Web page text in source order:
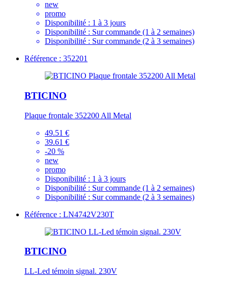
new
promo
Disponibilité : 1 à 3 jours
Disponibilité : Sur commande (1 à 2 semaines)
Disponibilité : Sur commande (2 à 3 semaines)
Référence : 352201
BTICINO
Plaque frontale 352200 All Metal
49.51 €
39.61 €
-20 %
new
promo
Disponibilité : 1 à 3 jours
Disponibilité : Sur commande (1 à 2 semaines)
Disponibilité : Sur commande (2 à 3 semaines)
Référence : LN4742V230T
BTICINO
LL-Led témoin signal. 230V